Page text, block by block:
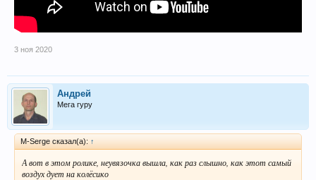
3 ноя 2020
Андрей
Мега гуру
M-Serge сказал(а): ↑
А вот в этом ролике, неувязочка вышла, как раз слышно, как этот самый
воздух дует на колёсико